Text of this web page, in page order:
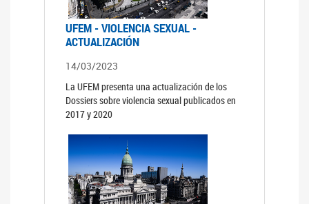
UFEM - VIOLENCIA SEXUAL -
ACTUALIZACIÓN
14/03/2023
La UFEM presenta una actualización de los
Dossiers sobre violencia sexual publicados en
2017 y 2020